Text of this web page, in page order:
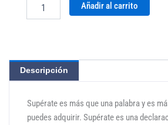
cantidad
Añadir al carrito
Descripción
Supérate es más que una palabra y es
puedes adquirir. Supérate es una